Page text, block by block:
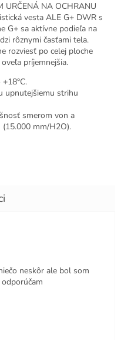
URČENÁ NA OCHRANU
vesta ALE G+ DWR s
G+ sa aktívne podieľa na
rôznymi časťami tela.
rozviesť po celej ploche
príjemnejšia.
upnutejšiemu strihu
smerom von a
mm/H2O).
4 z 5 hviezdičiek.
neskôr ale bol som
5 z 5 hviezdičiek.